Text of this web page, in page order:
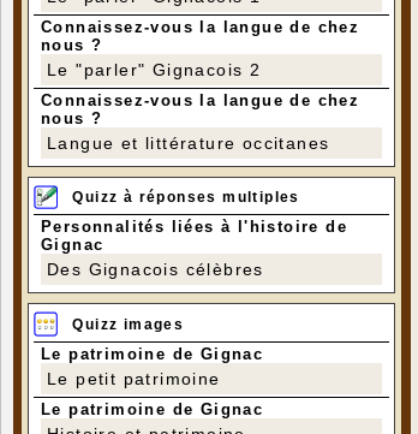
Connaissez-vous la langue de chez
nous ?
Le "parler" Gignacois 2
Connaissez-vous la langue de chez
nous ?
Langue et littérature occitanes
Quizz à réponses multiples
Personnalités liées à l'histoire de
Gignac
Des Gignacois célèbres
Quizz images
Le patrimoine de Gignac
Le petit patrimoine
Le patrimoine de Gignac